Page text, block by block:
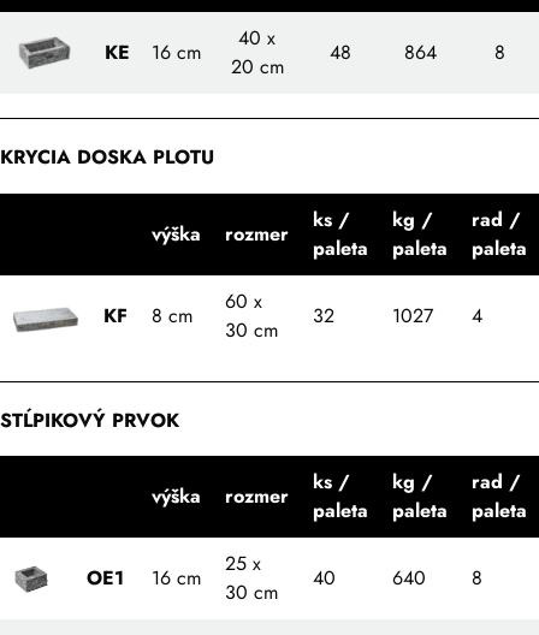
KE 16 cm
40 x
20 cm
48 864 8
KRYCIA DOSKA PLOTU
výška rozmer
ks /
paleta
kg /
paleta
rad /
paleta
KF 8 cm
60 x
30 cm
32 1027 4
STĹPIKOVÝ PRVOK
výška rozmer
ks /
paleta
kg /
paleta
rad /
paleta
OE1 16 cm
25 x
30 cm
40 640 8